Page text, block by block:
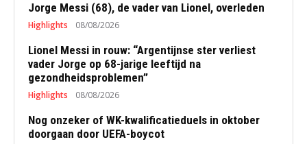
Jorge Messi (68), de vader van Lionel, overleden
Highlights 08/08/2026
Lionel Messi in rouw: “Argentijnse ster verliest
vader Jorge op 68-jarige leeftijd na
gezondheidsproblemen”
Highlights 08/08/2026
Nog onzeker of WK-kwalificatieduels in oktober
doorgaan door UEFA-boycot